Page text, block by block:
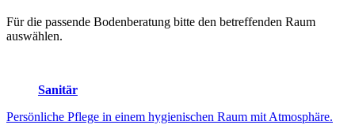
Für die passende Bodenberatung bitte den betreffenden Raum
auswählen.
Sanitär
Persönliche Pflege in einem hygienischen Raum mit Atmosphäre.